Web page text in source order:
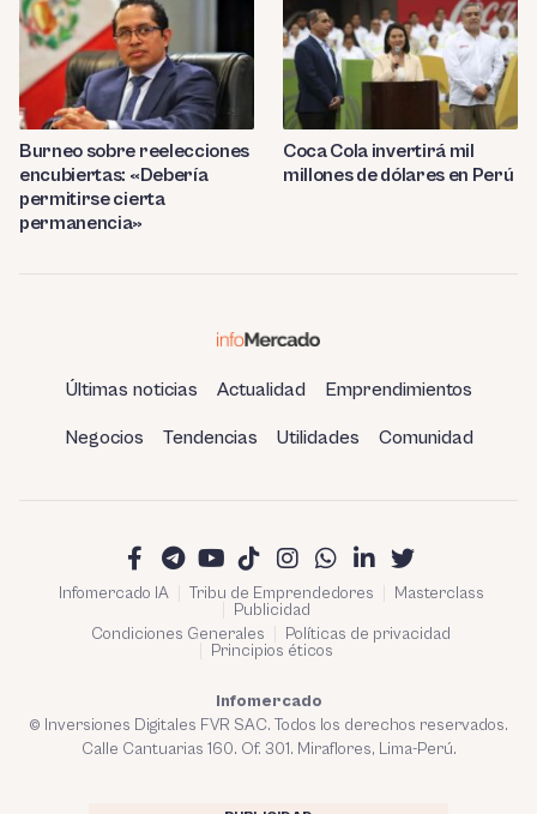
Burneo sobre reelecciones
encubiertas: «Debería
permitirse cierta
permanencia»
Coca Cola invertirá mil
millones de dólares en Perú
Últimas noticias Actualidad Emprendimientos
Negocios Tendencias Utilidades Comunidad
Infomercado IA Tribu de Emprendedores
Masterclass
Publicidad
Condiciones Generales
Políticas de privacidad
Principios éticos
Infomercado
© Inversiones Digitales FVR SAC. Todos los derechos reservados.
Calle Cantuarias 160. Of. 301. Miraflores, Lima-Perú.